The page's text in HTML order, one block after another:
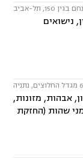
בגין 150, תל-אביב
נישואים
אבהות, מזונות,
שהות (החזקת